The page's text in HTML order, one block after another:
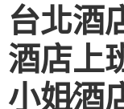
台北酒
酒店上
小姐∕酒